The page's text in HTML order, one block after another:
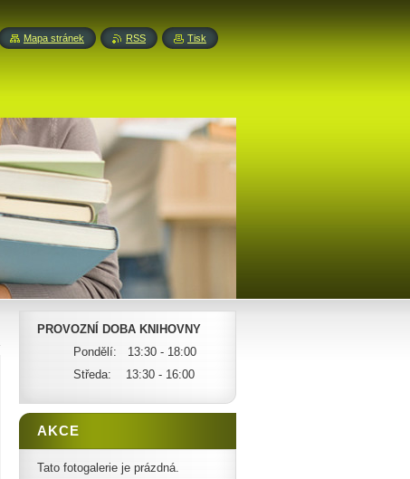
PROVOZNÍ DOBA KNIHOVNY
Pondělí: 13:30 - 18:00
Středa: 13:30 - 16:00
AKCE
Tato fotogalerie je prázdná.
Mapa stránek RSS Tisk